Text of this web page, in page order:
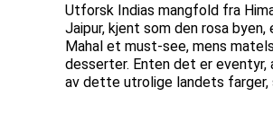
Utforsk Indias mangfold fra
Jaipur, kjent som den rosa
Mahal et must-see, mens
desserter. Enten det er eventyr,
av dette utrolige landets farger,